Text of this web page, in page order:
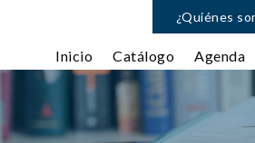
¿Quiénes
Inicio Catálogo Agenda